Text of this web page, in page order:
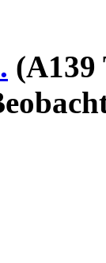
(A139